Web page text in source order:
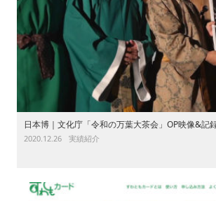
日本博｜文化庁「令和の万葉大茶会」OP映像&記
2020.12.26 実績紹介